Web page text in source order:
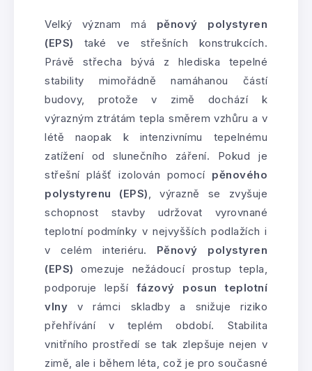
Velký význam má pěnový polystyren
(EPS) také ve střešních konstrukcích.
Právě střecha bývá z hlediska tepelné
stability mimořádně namáhanou částí
budovy, protože v zimě dochází k
výrazným ztrátám tepla směrem vzhůru a v
létě naopak k intenzivnímu tepelnému
zatížení od slunečního záření. Pokud je
střešní plášť izolován pomocí pěnového
polystyrenu (EPS), výrazně se zvyšuje
schopnost stavby udržovat vyrovnané
teplotní podmínky v nejvyšších podlažích i
v celém interiéru. Pěnový polystyren
(EPS) omezuje nežádoucí prostup tepla,
podporuje lepší fázový posun teplotní
vlny v rámci skladby a snižuje riziko
přehřívání v teplém období. Stabilita
vnitřního prostředí se tak zlepšuje nejen v
zimě, ale i během léta, což je pro současné